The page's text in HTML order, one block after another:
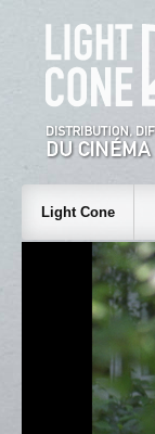
Light Cone